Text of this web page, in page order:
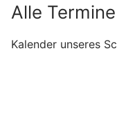
Alle
Kalender unseres